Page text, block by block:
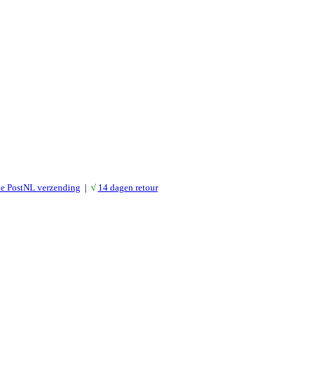
PostNL verzending | √ 14 dagen retour